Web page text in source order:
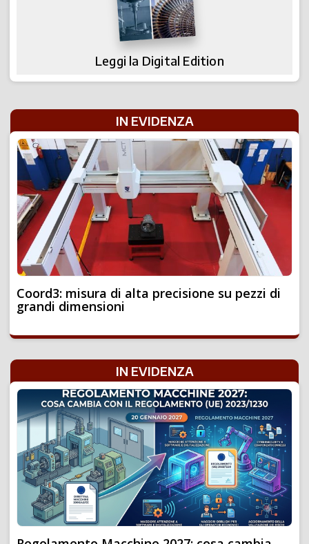
Leggi la Digital Edition
IN EVIDENZA
Coord3: misura di alta precisione su pezzi di
grandi dimensioni
IN EVIDENZA